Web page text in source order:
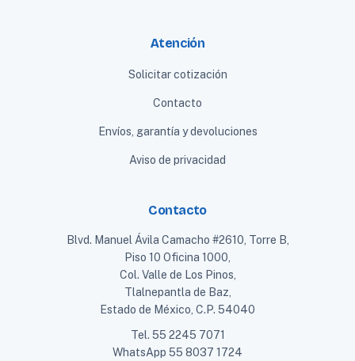
Atención
Solicitar cotización
Contacto
Envíos, garantía y devoluciones
Aviso de privacidad
Contacto
Blvd. Manuel Ávila Camacho #2610, Torre B,
Piso 10 Oficina 1000,
Col. Valle de Los Pinos,
Tlalnepantla de Baz,
Estado de México, C.P. 54040
Tel. 55 2245 7071
WhatsApp 55 8037 1724